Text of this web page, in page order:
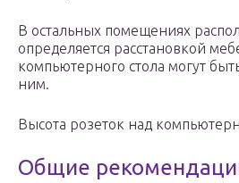
В остальных помещениях
определяется расстановкой
компьютерного стола могут
ним.
Высота розеток над
Общие